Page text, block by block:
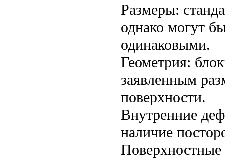
Размеры:
однако могут
одинаковыми.
Геометрия:
заявленным
поверхности.
Внутренние
наличие
Поверхностные